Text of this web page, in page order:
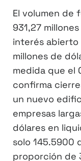
El volumen de
931,27
interés abierto
millones de
medida que el
confirma
un nuevo
empresas
dólares en
solo 145.5900
proporción de